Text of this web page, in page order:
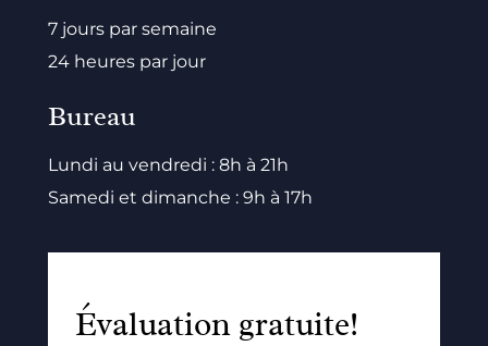
7 jours par semaine
24 heures par jour
Bureau
Lundi au vendredi : 8h à 21h
Samedi et dimanche : 9h à 17h
Évaluation gratuite!